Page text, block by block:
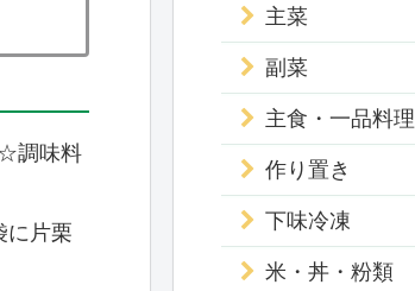
調味料
に片栗
主菜
副菜
主食・一品料理
作り置き
下味冷凍
米・丼・粉類